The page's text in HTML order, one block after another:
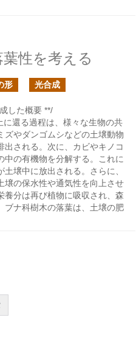
性を考える
形 光合成
した概要 **/
に還る過程は、様々な生物の共
ズやダンゴムシなどの土壌動物
出される。次に、カビやキノコ
中の有機物を分解する。これに
壌中に放出される。さらに、
壌の保水性や通気性を向上させ
養分は再び植物に吸収され、森
ブナ科樹木の落葉は、土壌の肥